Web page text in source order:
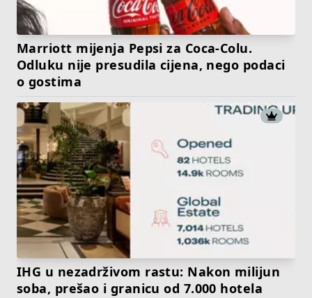
Marriott mijenja Pepsi za Coca-Colu.
Odluku nije presudila cijena, nego podaci
o gostima
IHG u nezadrživom rastu: Nakon milijun
soba, prešao i granicu od 7.000 hotela